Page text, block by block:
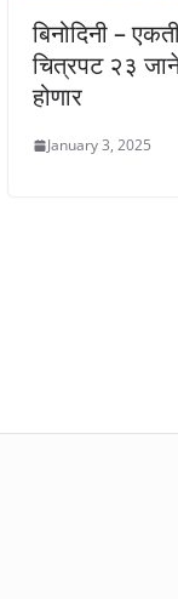
बिनोदिनी –
चित्रपट २३
होणार
January 3, 2025